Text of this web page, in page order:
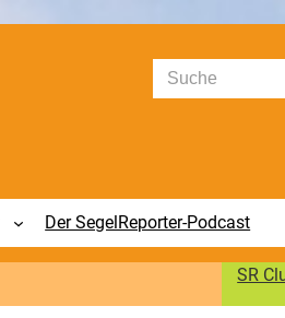
Suchen
Der SegelReporter-Podcast
SR